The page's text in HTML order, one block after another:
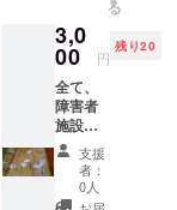
さん)を開催
(4月～)以
後、偶数月
土曜日(不定
期)に開催。
発達障害理
解講演会
る
3,0
00 円
残り20
全て、
障害者
施設の
商品に
なりま
す。
キャラ
支援
者：
0人